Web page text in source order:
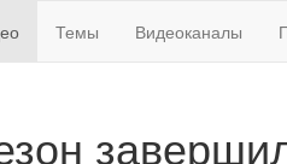
Темы Видеоканалы